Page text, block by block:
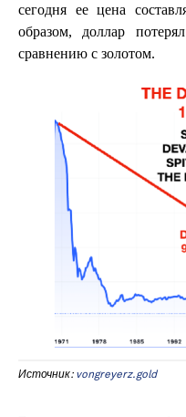
сегодня ее цена
образом, доллар
сравнению с золотом.
Источник: vongreyerz.gold